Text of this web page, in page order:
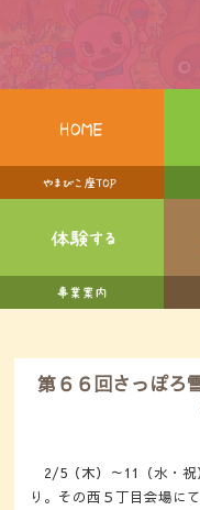
第６６回さっぽろ
2/5（木）～11（水・祝
り。その西５丁目会場に